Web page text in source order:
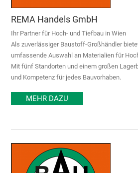
REMA Handels GmbH
Ihr Partner für Hoch- und Tiefbau in Wien
Als zuverlässiger Baustoff-Großhändler
umfassende Auswahl an Materialien für
Mit fünf Standorten und einem großen
und Kompetenz für jedes Bauvorhaben.
MEHR DAZU